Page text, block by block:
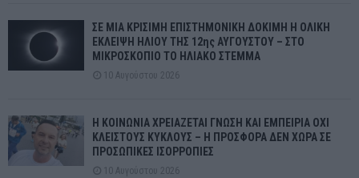
ΣΕ ΜΙΑ ΚΡΙΣΙΜΗ ΕΠΙΣΤΗΜΟΝΙΚΗ ΔΟΚΙΜΗ Η ΟΛΙΚΗ
ΕΚΛΕΙΨΗ ΗΛΙΟΥ ΤΗΣ 12ης ΑΥΓΟΥΣΤΟΥ – ΣΤΟ
ΜΙΚΡΟΣΚΟΠΙΟ ΤΟ ΗΛΙΑΚΟ ΣΤΕΜΜΑ
10 Αυγούστου 2026
Η ΚΟΙΝΩΝΙΑ ΧΡΕΙΑΖΕΤΑΙ ΓΝΩΣΗ ΚΑΙ ΕΜΠΕΙΡΙΑ ΟΧΙ
ΚΛΕΙΣΤΟΥΣ ΚΥΚΛΟΥΣ – Η ΠΡΟΣΦΟΡΑ ΔΕΝ ΧΩΡΑ ΣΕ
ΠΡΟΣΩΠΙΚΕΣ ΙΣΟΡΡΟΠΙΕΣ
10 Αυγούστου 2026